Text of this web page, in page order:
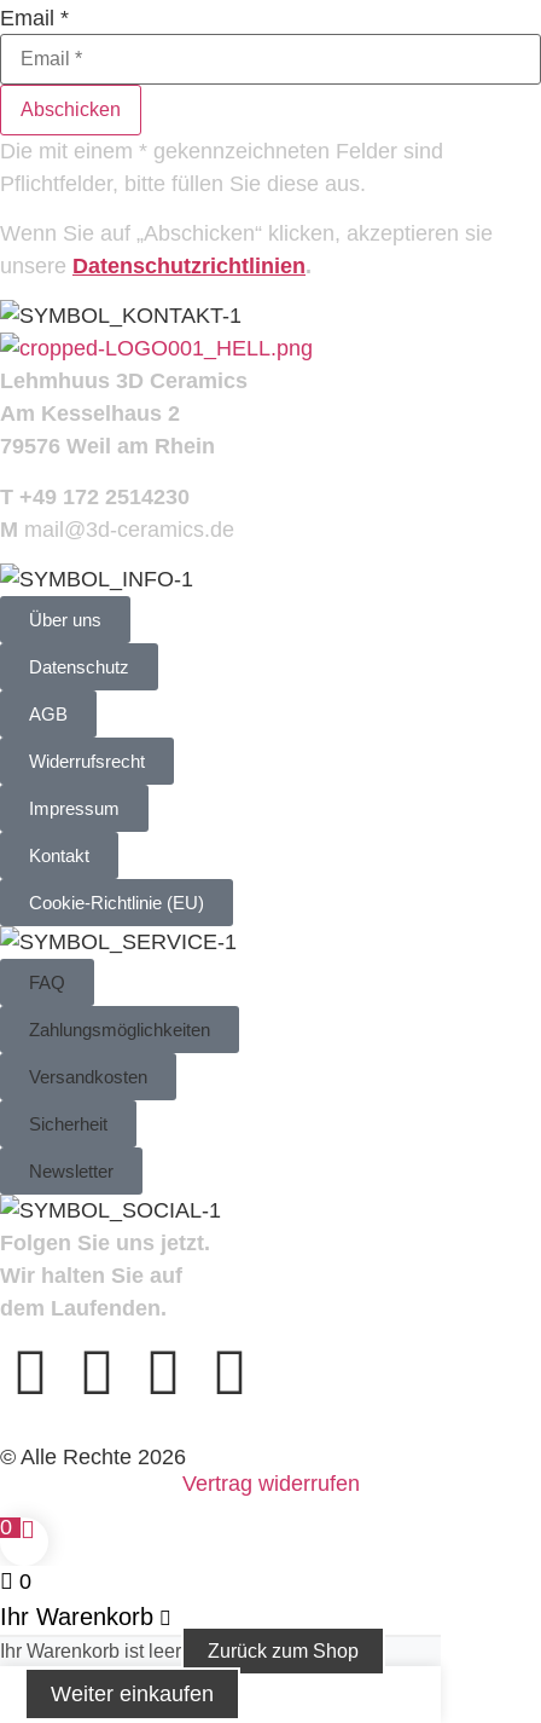
Email *
Abschicken
Die mit einem * gekennzeichneten Felder sind
Pflichtfelder, bitte füllen Sie diese aus.
Wenn Sie auf „Abschicken“ klicken, akzeptieren sie
unsere Datenschutzrichtlinien.
Lehmhuus 3D Ceramics
Am Kesselhaus 2
79576 Weil am Rhein
T +49 172 2514230
M mail@3d-ceramics.de
Über uns
Datenschutz
AGB
Widerrufsrecht
Impressum
Kontakt
Cookie-Richtlinie (EU)
FAQ
Zahlungsmöglichkeiten
Versandkosten
Sicherheit
Newsletter
Folgen Sie uns jetzt.
Wir halten Sie auf
dem Laufenden.
© Alle Rechte 2026
Vertrag widerrufen
0
0
Ihr Warenkorb
Ihr Warenkorb ist leer Zurück zum Shop
Weiter einkaufen